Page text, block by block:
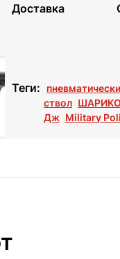
Доставка
Теги:
ствол
Дж Military